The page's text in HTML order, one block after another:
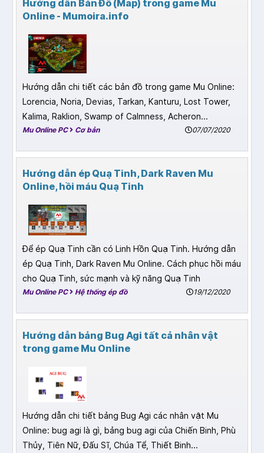
Hướng dẫn Bản Đồ (Map) trong game Mu
Online - Mumoira.info
Hướng dẫn chi tiết các bản đồ trong game Mu Online:
Lorencia, Noria, Devias, Tarkan, Kanturu, Lost Tower,
Kalima, Raklion, Swamp of Calmness, Acheron...
Mu Online PC Cơ bản 07/07/2020
Hướng dẫn ép Quạ Tinh, Dark Raven Mu
Online, hồi máu Quạ Tinh
Để ép Quạ Tinh cần có Linh Hồn Quạ Tinh. Hướng dẫn
ép Quạ Tinh, Dark Raven Mu Online. Cách phục hồi máu
cho Quạ Tinh, sức mạnh và kỹ năng Quạ Tinh
Mu Online PC Hệ thống ép đồ 19/12/2020
Hướng dẫn bảng Bug Agi tất cả nhân vật
trong game Mu Online
Hướng dẫn chi tiết bảng Bug Agi các nhân vật Mu
Online: bug agi là gì, bảng bug agi của Chiến Binh, Phù
Thủy, Tiên Nữ, Đấu Sĩ, Chúa Tể, Thiết Binh...